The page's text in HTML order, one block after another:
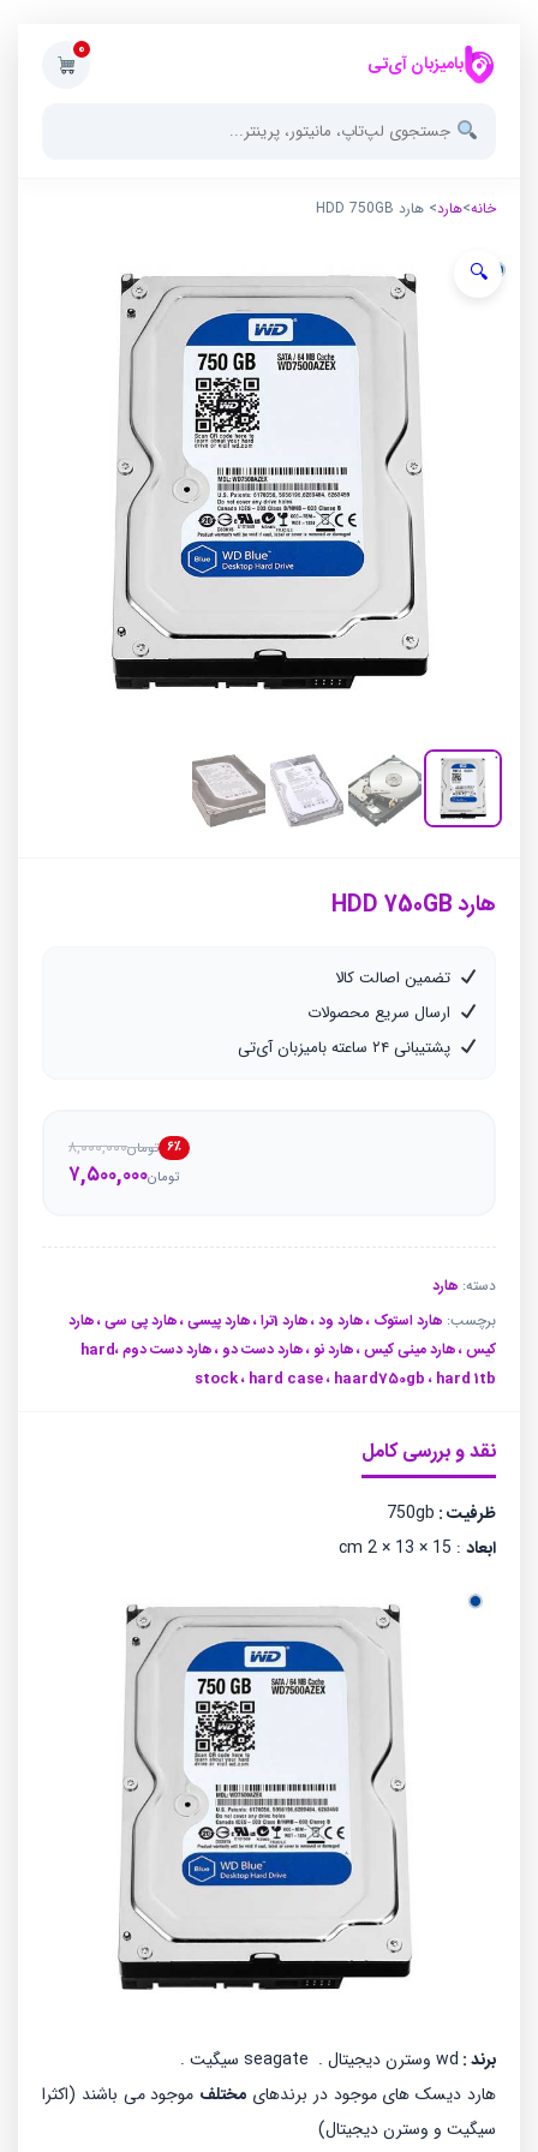
بامیزبان آی‌تی
0
خانه>هارد> هارد HDD 750GB
هارد HDD 750GB
تضمین اصالت کالا
ارسال سریع محصولات
پشتیبانی ۲۴ ساعته بامیزبان آی‌تی
۶٪ تومان۸,۰۰۰,۰۰۰
قیمت
تومان۷,۵۰۰,۰۰۰قیمت
دسته: هارد
برچسب:
هارد استوک ، هارد ود ، هارد 1ترا ، هارد پیسی ، هارد پی سی ، هارد
کیس ، هارد مینی کیس ، هارد نو ، هارد دست دو ، هارد دست دوم ،hard
stock ، hard case ، haard750gb ، hard 1tb
نقد و بررسی کامل
ظرفیت : 750gb
ابعاد : 15 × 13 × 2 cm
برند : wd وسترن دیجیتال . seagate سیگیت .
هارد دیسک های موجود در برندهای مختلف موجود می باشند (اکثرا
سیگیت و وسترن دیجیتال)